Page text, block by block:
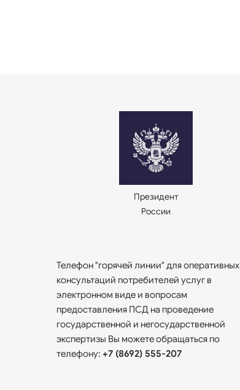
Президент
России
Телефон "горячей линии" для оперативных
консультаций потребителей услуг в
электронном виде и вопросам
предоставления ПСД на проведение
государственной и негосударственной
экспертизы Вы можете обращаться по
телефону: +7 (8692) 555-207